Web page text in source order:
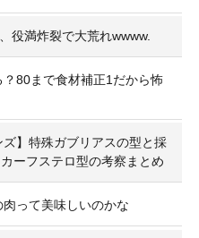
役満炸裂で大荒れwwww.
？80まで食材補正1だから怖
ズ】特殊ガブリアスの型と採
ーフステロ型の考察まとめ
肉って美味しいのかな